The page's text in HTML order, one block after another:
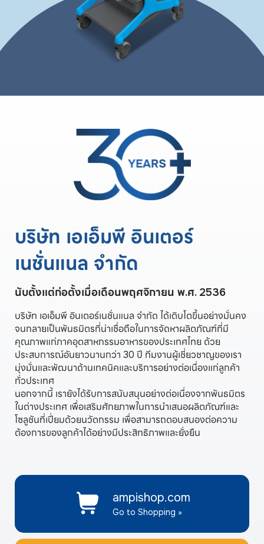
บริษัท เอเอ็มพี อินเตอร์
เนชั่นแนล จำกัด
นับตั้งแต่ก่อตั้งเมื่อเดือนพฤศจิกายน พ.ศ. 2536
บริษัท เอเอ็มพี อินเตอร์เนชั่นแนล จำกัด ได้เติบโตขึ้นอย่างมั่นคง
จนกลายเป็นพันธมิตรที่น่าเชื่อถือในการจัดหาผลิตภัณฑ์ที่มี
คุณภาพแก่ภาคอุตสาหกรรมอาหารของประเทศไทย ด้วย
ประสบการณ์อันยาวนานกว่า 30 ปี ทีมงานผู้เชี่ยวชาญของเรา
มุ่งมั่นและพัฒนาด้านเทคนิคและบริการอย่างต่อเนื่องแก่ลูกค้า
ทั่วประเทศ
นอกจากนี้ เรายังได้รับการสนับสนุนอย่างต่อเนื่องจากพันธมิตร
ในต่างประเทศ เพื่อเสริมศักยภาพในการนำเสนอผลิตภัณฑ์และ
โซลูชันที่เปี่ยมด้วยนวัตกรรม เพื่อสามารถตอบสนองต่อความ
ต้องการของลูกค้าได้อย่างมีประสิทธิภาพและยั่งยืน
ampishop.com
Go to Shopping »